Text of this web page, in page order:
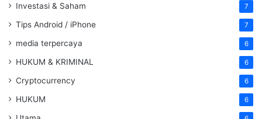
Investasi & Saham 7
Tips Android / iPhone 7
media terpercaya 6
HUKUM & KRIMINAL 6
Cryptocurrency 6
HUKUM 6